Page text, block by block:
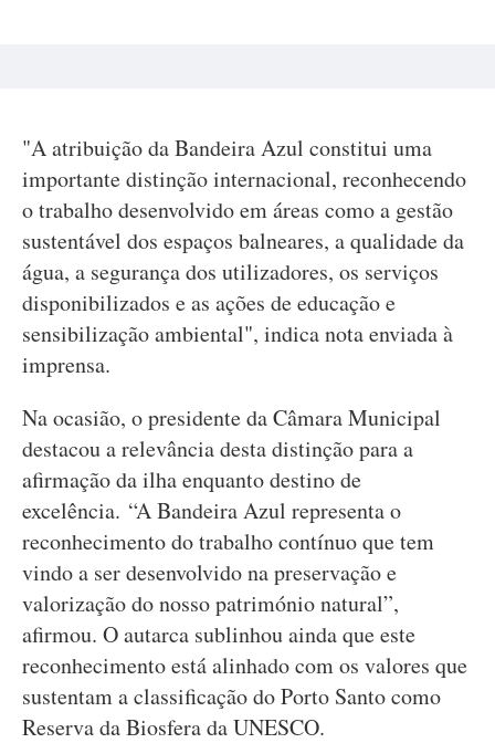
"A atribuição da Bandeira Azul constitui uma
importante distinção internacional, reconhecendo
o trabalho desenvolvido em áreas como a gestão
sustentável dos espaços balneares, a qualidade da
água, a segurança dos utilizadores, os serviços
disponibilizados e as ações de educação e
sensibilização ambiental", indica nota enviada à
imprensa.
Na ocasião, o presidente da Câmara Municipal
destacou a relevância desta distinção para a
afirmação da ilha enquanto destino de
excelência. “A Bandeira Azul representa o
reconhecimento do trabalho contínuo que tem
vindo a ser desenvolvido na preservação e
valorização do nosso património natural”,
afirmou. O autarca sublinhou ainda que este
reconhecimento está alinhado com os valores que
sustentam a classificação do Porto Santo como
Reserva da Biosfera da UNESCO.